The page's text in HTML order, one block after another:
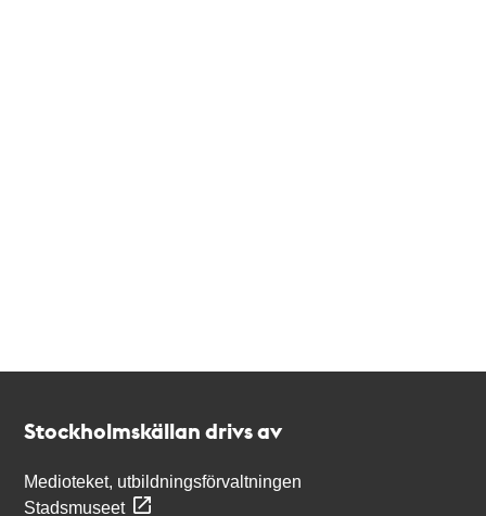
Stockholmskällan drivs av
Medioteket, utbildningsförvaltningen
Stadsmuseet